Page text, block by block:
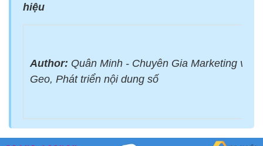
hiệu
Author: Quân Minh - Chuyên Gia Marketing với
Geo, Phát triển nội dung số